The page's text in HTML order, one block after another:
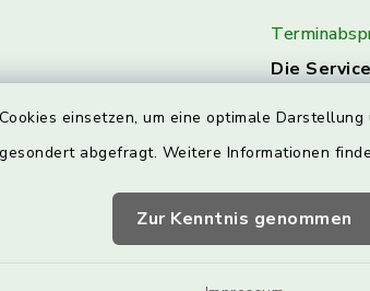
einsetzen, um eine optimale
abgefragt. Weitere Informationen
Zur Kenntnis genommen
Die
geöffnet.
Die
Nächste